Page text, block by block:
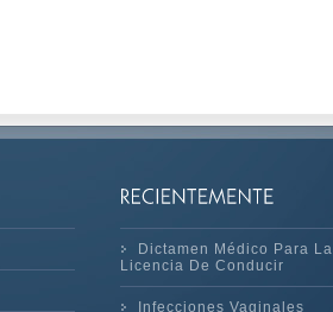
Dictamen Médico Para La
Licencia De Conducir
Infecciones Vaginales